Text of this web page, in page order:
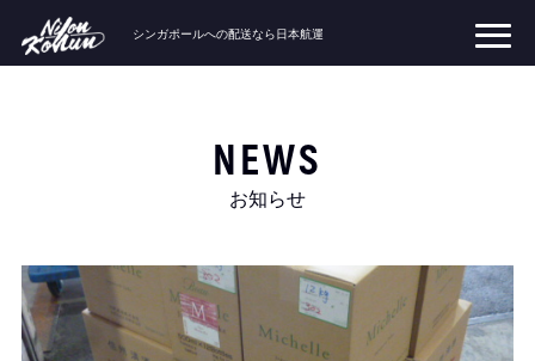
シンガポールへの配送なら日本航運
NEWS
お知らせ